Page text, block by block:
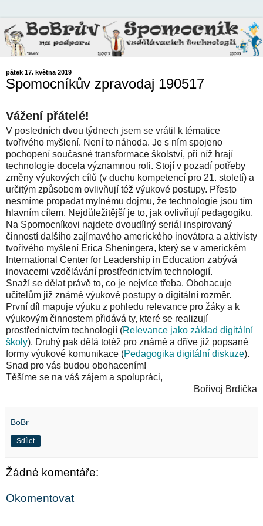
pátek 17. května 2019
Spomocníkův zpravodaj 190517
Vážení přátelé!
V posledních dvou týdnech jsem se vrátil k tématice
tvořivého myšlení. Není to náhoda. Je s ním spojeno
pochopení současné transformace školství, při níž hrají
technologie docela významnou roli. Stojí v pozadí potřeby
změny výukových cílů (v duchu kompetencí pro 21. století) a
určitým způsobem ovlivňují též výukové postupy. Přesto
nesmíme propadat mylnému dojmu, že technologie jsou tím
hlavním cílem. Nejdůležitější je to, jak ovlivňují pedagogiku.
Na Spomocníkovi najdete dvoudílný seriál inspirovaný
činností dalšího zajímavého amerického inovátora a aktivisty
tvořivého myšlení Erica Sheningera, který se v americkém
International Center for Leadership in Education zabývá
inovacemi vzdělávání prostřednictvím technologií.
Snaží se dělat právě to, co je nejvíce třeba. Obohacuje
učitelům již známé výukové postupy o digitální rozměr.
První díl mapuje výuku z pohledu relevance pro žáky a k
výukovým činnostem přidává ty, které se realizují
prostřednictvím technologií (Relevance jako základ digitální
školy). Druhý pak dělá totéž pro známé a dříve již popsané
formy výukové komunikace (Pedagogika digitální diskuze).
Snad pro vás budou obohacením!
Těšíme se na váš zájem a spolupráci,
Bořivoj Brdička
BoBr
Sdílet
Žádné komentáře:
Okomentovat